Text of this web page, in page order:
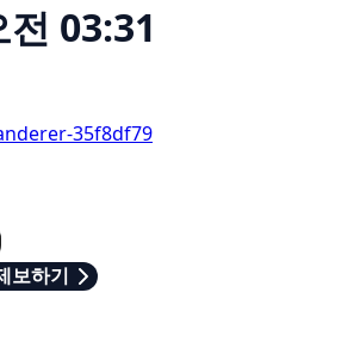
03:31
35f8df79
보하기